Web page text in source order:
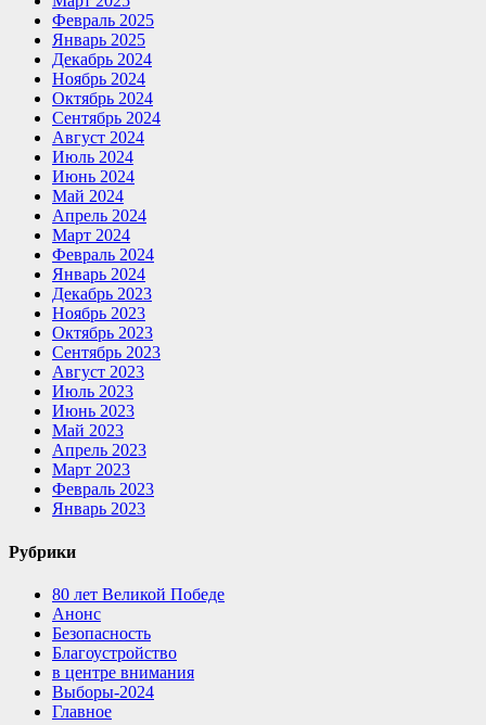
Февраль 2025
Январь 2025
Декабрь 2024
Ноябрь 2024
Октябрь 2024
Сентябрь 2024
Август 2024
Июль 2024
Июнь 2024
Май 2024
Апрель 2024
Март 2024
Февраль 2024
Январь 2024
Декабрь 2023
Ноябрь 2023
Октябрь 2023
Сентябрь 2023
Август 2023
Июль 2023
Июнь 2023
Май 2023
Апрель 2023
Март 2023
Февраль 2023
Январь 2023
Рубрики
80 лет Великой Победе
Анонс
Безопасность
Благоустройство
в центре внимания
Выборы-2024
Главное